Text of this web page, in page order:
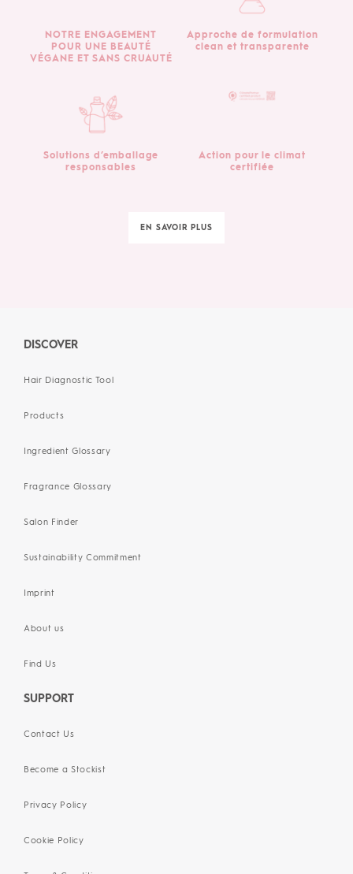
EN SAVOIR PLUS
NOTRE ENGAGEMENT
POUR UNE BEAUTÉ
VÉGANE ET SANS CRUAUTÉ
Approche de formulation
clean et transparente
Solutions d’emballage
responsables
Action pour le climat
certifiée
DISCOVER
Hair Diagnostic Tool
Products
Ingredient Glossary
Fragrance Glossary
Salon Finder
Sustainability Commitment
Imprint
About us
Find Us
SUPPORT
Contact Us
Become a Stockist
Privacy Policy
Cookie Policy